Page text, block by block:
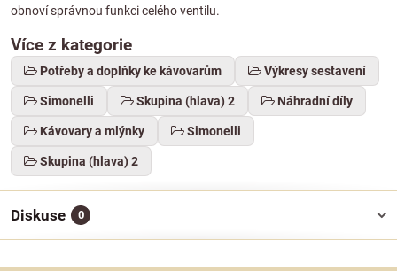
obnoví správnou funkci celého ventilu.
Více z kategorie
Potřeby a doplňky ke kávovarům Výkresy sestavení
Simonelli Skupina (hlava) 2 Náhradní díly
Kávovary a mlýnky Simonelli
Skupina (hlava) 2
Diskuse 0